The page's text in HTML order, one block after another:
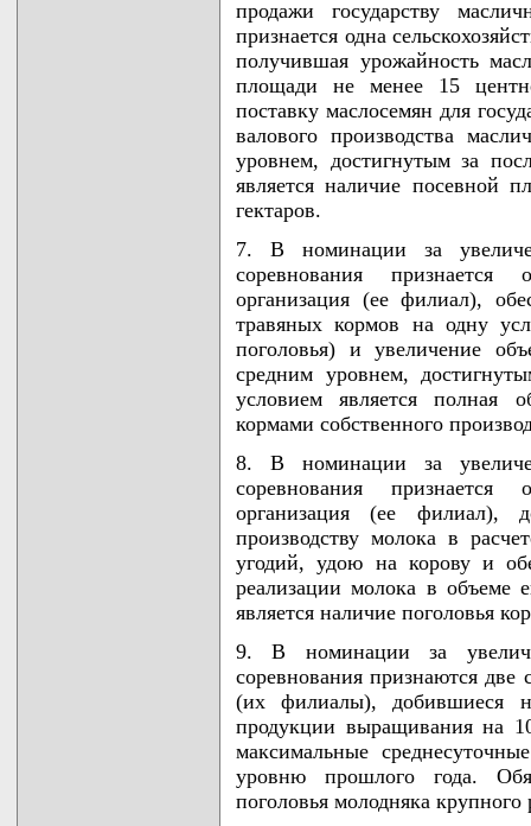
продажи государству
признается одна
получившая урожайность
площади не менее 15
поставку маслосемян для
валового производства
уровнем, достигнутым за
является наличие посевной
гектаров.
7. В номинации за
соревнования признается
организация (ее филиал),
травяных кормов на одну
поголовья) и увеличение
средним уровнем,
условием является полная
кормами собственного
8. В номинации за
соревнования признается
организация (ее филиал),
производству молока в
угодий, удою на корову и
реализации молока в объеме
является наличие поголовья
9. В номинации за
соревнования признаются две
(их филиалы), добившиеся
продукции выращивания на
максимальные
уровню прошлого года.
поголовья молодняка крупного